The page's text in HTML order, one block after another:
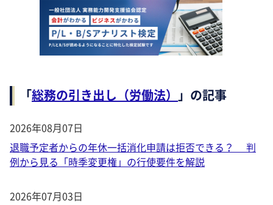
「総務の引き出し（労働法） 」の記事
2026年08月07日
退職予定者からの年休一括消化申請は拒否できる？ 判
例から見る「時季変更権」の行使要件を解説
2026年07月03日